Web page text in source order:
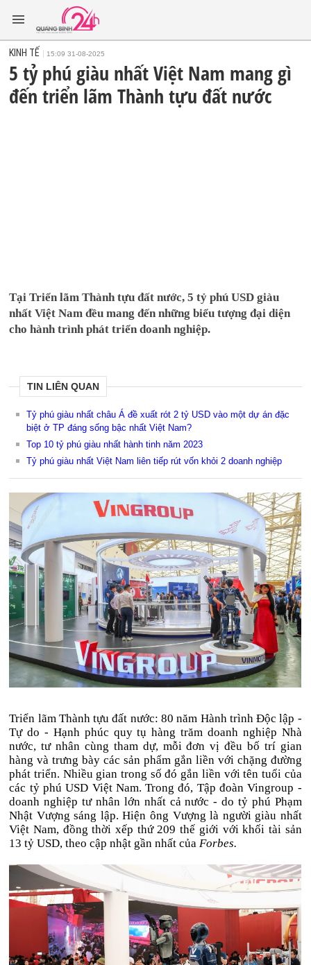
KINH TẾ 15:09 31-08-2025
5 tỷ phú giàu nhất Việt Nam mang gì
đến triển lãm Thành tựu đất nước
Tại Triển lãm Thành tựu đất nước, 5 tỷ phú USD giàu
nhất Việt Nam đều mang đến những biểu tượng đại diện
cho hành trình phát triển doanh nghiệp.
TIN LIÊN QUAN
Tỷ phú giàu nhất châu Á đề xuất rót 2 tỷ USD vào một dự án đặc
biệt ở TP đáng sống bậc nhất Việt Nam?
Top 10 tỷ phú giàu nhất hành tinh năm 2023
Tỷ phú giàu nhất Việt Nam liên tiếp rút vốn khỏi 2 doanh nghiệp
Triển lãm Thành tựu đất nước: 80 năm Hành trình Độc lập -
Tự do - Hạnh phúc quy tụ hàng trăm doanh nghiệp Nhà
nước, tư nhân cùng tham dự, mỗi đơn vị đều bố trí gian
hàng và trưng bày các sản phẩm gắn liền với chặng đường
phát triển. Nhiều gian trong số đó gắn liền với tên tuổi của
các tỷ phú USD Việt Nam. Trong đó, Tập đoàn Vingroup -
doanh nghiệp tư nhân lớn nhất cả nước - do tỷ phú Phạm
Nhật Vượng sáng lập. Hiện ông Vượng là người giàu nhất
Việt Nam, đồng thời xếp thứ 209 thế giới với khối tài sản
13 tỷ USD, theo cập nhật gần nhất củaForbes.